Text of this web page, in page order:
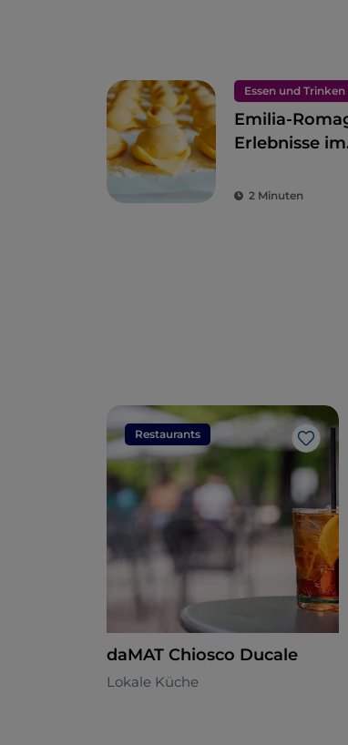
Essen und Trinken
Emilia-
Erlebnisse im
2 Minuten
Restaurants
Like
daMAT Chiosco Ducale
Lokale Küche